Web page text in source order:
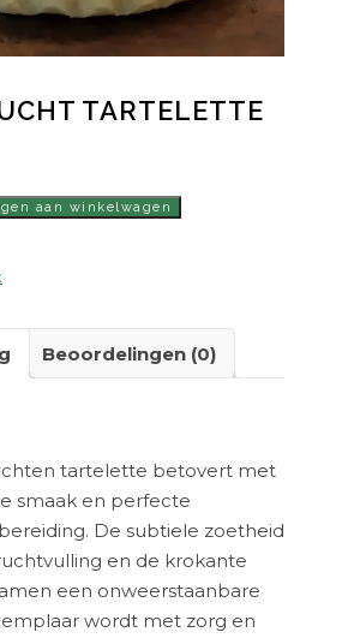
TARTELETTE
aan winkelwagen
Beoordelingen (0)
tartelette betovert met
smaak en perfecte
De subtiele zoetheid
en de krokante
een onweerstaanbare
wordt met zorg en